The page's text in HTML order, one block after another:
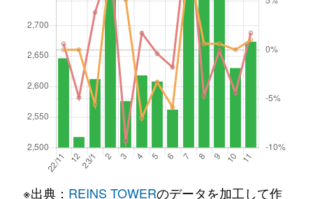
※出典： REINS TOWERのデータを加工して作